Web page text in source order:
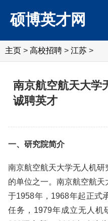
硕博英才网
主页 > 高校招聘 > 江苏 >
南京航空航天大学
诚聘英才
一、研究院简介
南京航空航天大学无人机研
的单位之一。南京航空航
于1958年，1968年起正式
任务，1979年成立无人机